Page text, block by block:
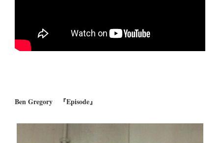
Ben Gregory 『Episode』